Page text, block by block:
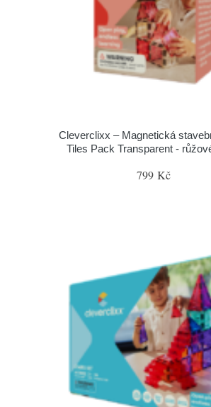
Cleverclixx – Magnetická
Tiles Pack Transparent -
799 Kč